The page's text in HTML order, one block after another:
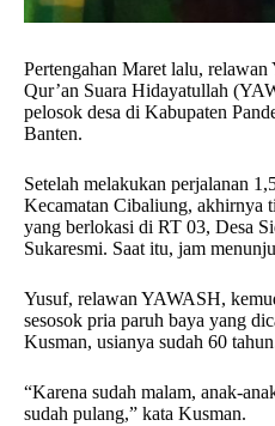
Pertengahan Maret lalu,
Qur’an Suara Hidayatullah
pelosok desa di Kabupaten
Banten.
Setelah melakukan perjalanan
Kecamatan Cibaliung, akhirnya
yang berlokasi di RT 03, Desa
Sukaresmi. Saat itu, jam
Yusuf, relawan YAWASH,
sesosok pria paruh baya yang
Kusman, usianya sudah 60
“Karena sudah malam, anak-
sudah pulang,” kata Kusman.